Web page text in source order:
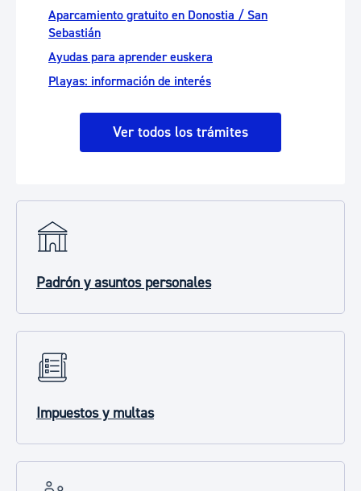
Aparcamiento gratuito en Donostia / San
Sebastián
Ayudas para aprender euskera
Playas: información de interés
Ver todos los trámites
Padrón y asuntos personales
Impuestos y multas